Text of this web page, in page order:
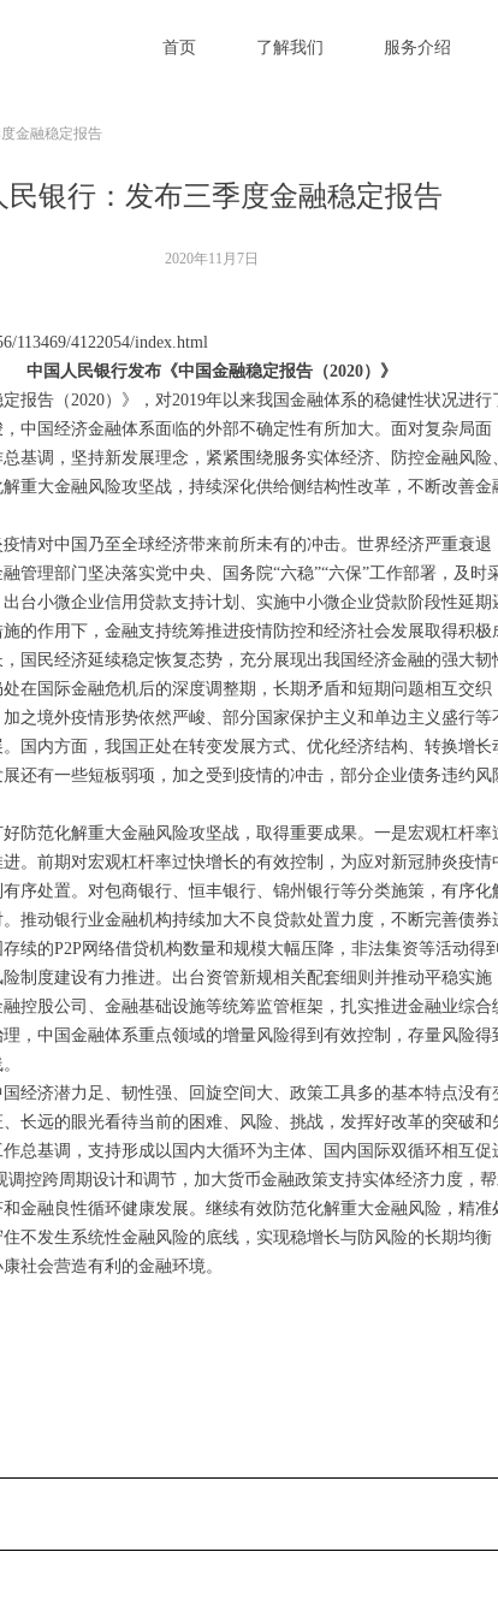
首页 了解我们 服务介绍
民银行：发布三季度金融稳定报告
金融稳定报告
113469/4122054/index.html
中国人民银行发布《中国金融稳定报告（2020）》
报告（2020）》，对2019年以来我国金融体系的稳健性状况进
中国经济金融体系面临的外部不确定性有所加大。面对复杂局面
基调，坚持新发展理念，紧紧围绕服务实体经济、防控金融风
重大金融风险攻坚战，持续深化供给侧结构性改革，不断改善
情对中国乃至全球经济带来前所未有的冲击。世界经济严重衰退
管理部门坚决落实党中央、国务院“六稳”“六保”工作部署，及时
台小微企业信用贷款支持计划、实施中小微企业贷款阶段性延
的作用下，金融支持统筹推进疫情防控和经济社会发展取得积
国民经济延续稳定恢复态势，充分展现出我国经济金融的强大韧
在国际金融危机后的深度调整期，长期矛盾和短期问题相互交织
之境外疫情形势依然严峻、部分国家保护主义和单边主义盛行
国内方面，我国正处在转变发展方式、优化经济结构、转换增长
还有一些短板弱项，加之受到疫情的冲击，部分企业债务违约
防范化解重大金融风险攻坚战，取得重要成果。一是宏观杠杆
。前期对宏观杠杆率过快增长的有效控制，为应对新冠肺炎疫情
序处置。对包商银行、恒丰银行、锦州银行等分类施策，有序
推动银行业金融机构持续加大不良贷款处置力度，不断完善债
续的P2P网络借贷机构数量和规模大幅压降，非法集资等活动得
制度建设有力推进。出台资管新规相关配套细则并推动平稳实
控股公司、金融基础设施等统筹监管框架，扎实推进金融业综
，中国金融体系重点领域的增量风险得到有效控制，存量风险
经济潜力足、韧性强、回旋空间大、政策工具多的基本特点没
长远的眼光看待当前的困难、风险、挑战，发挥好改革的突破
总基调，支持形成以国内大循环为主体、国内国际双循环相互
调控跨周期设计和调节，加大货币金融政策支持实体经济力度，
金融良性循环健康发展。继续有效防范化解重大金融风险，精
不发生系统性金融风险的底线，实现稳增长与防风险的长期均衡
社会营造有利的金融环境。
2020年11月7日